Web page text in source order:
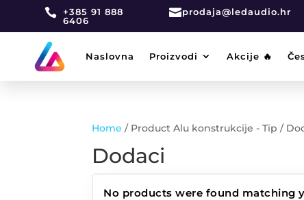
 +385 91 888
6406
prodaja@ledaudio.hr
Naslovna Proizvodi Akcije 🔥
Home / Product Alu konstrukcije - Tip /
Dodaci
No products were found matching